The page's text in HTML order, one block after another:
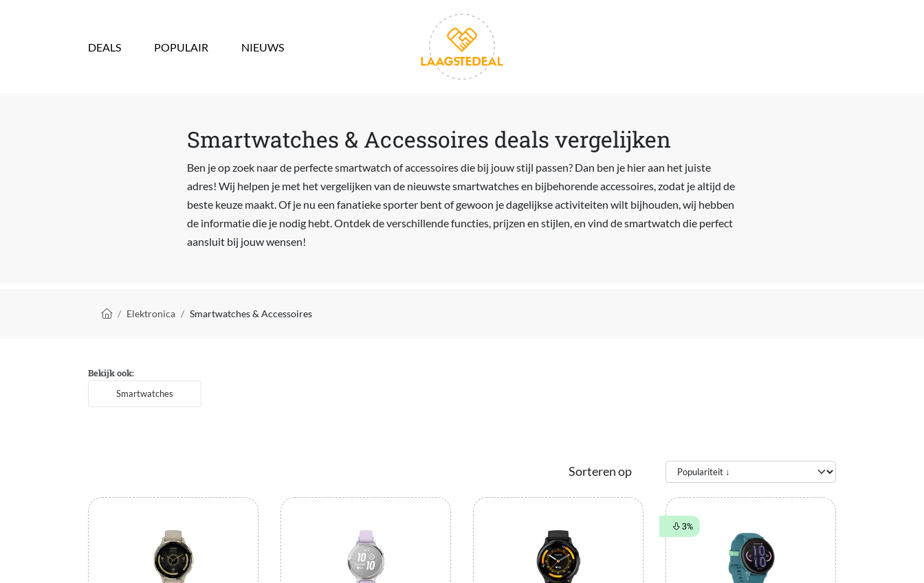
DEALS POPULAIR NIEUWS
Smartwatches & Accessoires deals vergelijken
Ben je op zoek naar de perfecte smartwatch of accessoires die bij jouw stijl passen? Dan ben je hier aan het juiste
adres! Wij helpen je met het vergelijken van de nieuwste smartwatches en bijbehorende accessoires, zodat je altijd de
beste keuze maakt. Of je nu een fanatieke sporter bent of gewoon je dagelijkse activiteiten wilt bijhouden, wij hebben
de informatie die je nodig hebt. Ontdek de verschillende functies, prijzen en stijlen, en vind de smartwatch die perfect
aansluit bij jouw wensen!
Kruimelpad
Elektronica Smartwatches & Accessoires
Bekijk ook:
Smartwatches
Sorteren op
3%